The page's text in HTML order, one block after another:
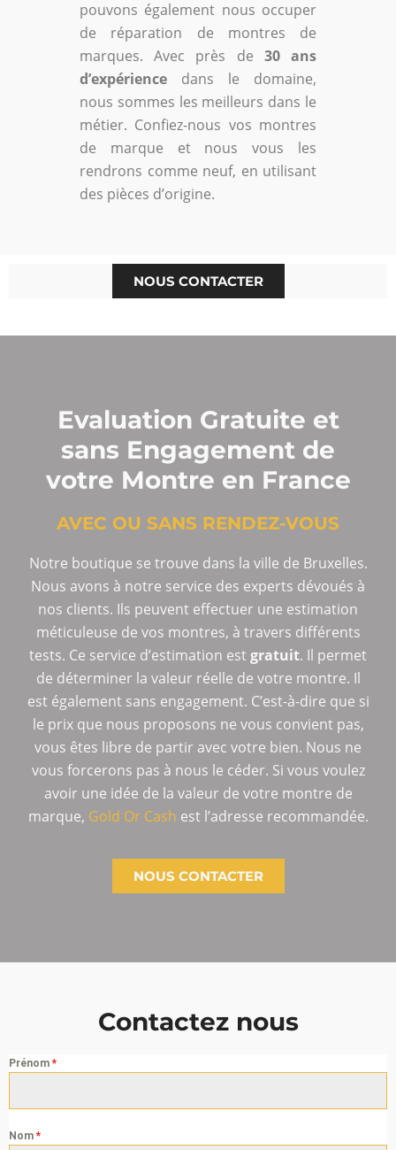
pouvons également nous occuper
de réparation de montres de
marques. Avec près de 30 ans
d’expérience dans le domaine,
nous sommes les meilleurs dans le
métier. Confiez-nous vos montres
de marque et nous vous les
rendrons comme neuf, en utilisant
des pièces d’origine.
NOUS CONTACTER
Evaluation Gratuite et
sans Engagement de
votre Montre en France
AVEC OU SANS RENDEZ-VOUS
Notre boutique se trouve dans la ville de Bruxelles.
Nous avons à notre service des experts dévoués à
nos clients. Ils peuvent effectuer une estimation
méticuleuse de vos montres, à travers différents
tests. Ce service d’estimation est gratuit. Il permet
de déterminer la valeur réelle de votre montre. Il
est également sans engagement. C’est-à-dire que si
le prix que nous proposons ne vous convient pas,
vous êtes libre de partir avec votre bien. Nous ne
vous forcerons pas à nous le céder. Si vous voulez
avoir une idée de la valeur de votre montre de
marque, Gold Or Cash est l’adresse recommandée.
NOUS CONTACTER
Contactez nous
Prénom *
Nom *